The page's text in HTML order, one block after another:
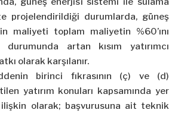
projelendirildiği durumlarda, güneş
maliyeti toplam maliyetin %60’ını
durumunda artan kısım yatırımcı
olarak karşılanır.
birinci fıkrasının (ç) ve (d)
yatırım konuları kapsamında yer
olarak; başvurusuna ait teknik